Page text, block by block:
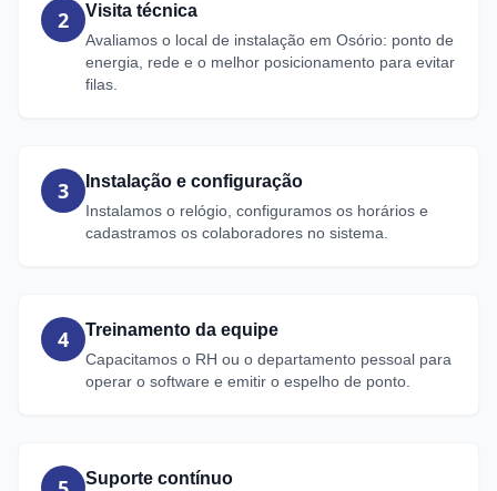
2 Visita técnica
Avaliamos o local de instalação em Osório: ponto de
energia, rede e o melhor posicionamento para evitar
filas.
3 Instalação e configuração
Instalamos o relógio, configuramos os horários e
cadastramos os colaboradores no sistema.
4 Treinamento da equipe
Capacitamos o RH ou o departamento pessoal para
operar o software e emitir o espelho de ponto.
Suporte contínuo